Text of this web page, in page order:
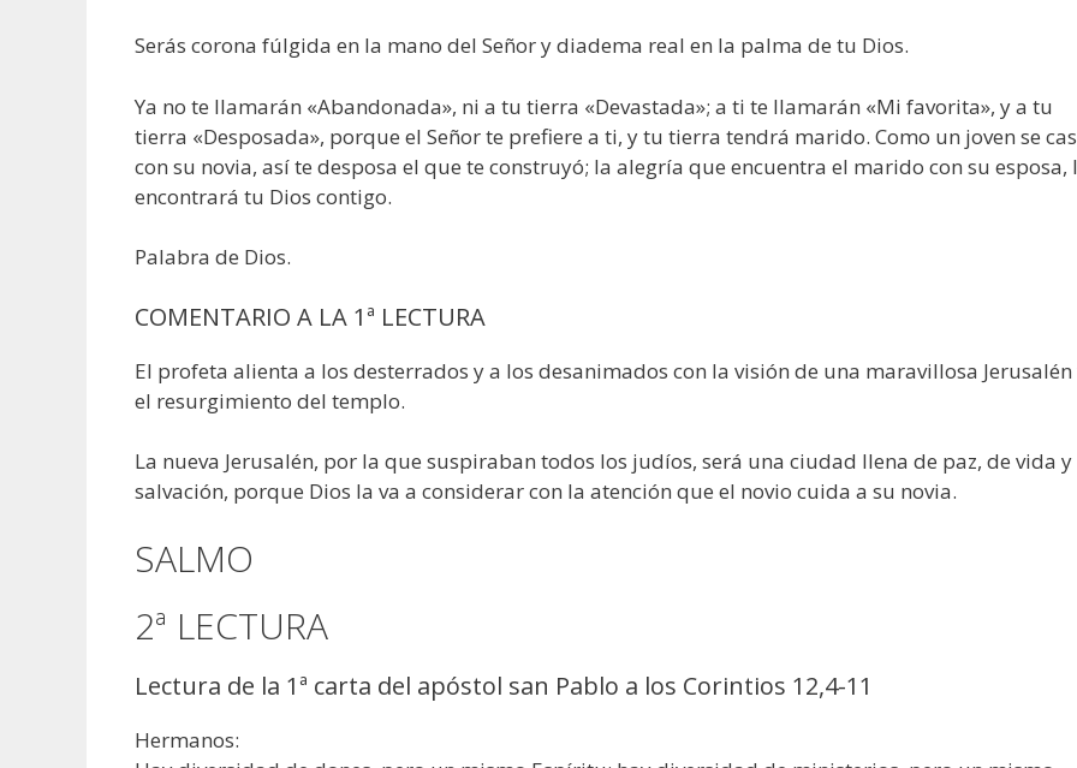
Serás corona fúlgida en la mano del Señor y diadema real en la palma de tu Dios.
Ya no te llamarán «Abandonada», ni a tu tierra «Devastada»; a ti te llamarán «Mi favorita», y a tu
tierra «Desposada», porque el Señor te prefiere a ti, y tu tierra tendrá marido. Como un joven se
con su novia, así te desposa el que te construyó; la alegría que encuentra el marido con su esposa,
encontrará tu Dios contigo.
Palabra de Dios.
COMENTARIO A LA 1ª LECTURA
El profeta alienta a los desterrados y a los desanimados con la visión de una maravillosa Jerusalén
el resurgimiento del templo.
La nueva Jerusalén, por la que suspiraban todos los judíos, será una ciudad llena de paz, de vida y
salvación, porque Dios la va a considerar con la atención que el novio cuida a su novia.
SALMO
2ª LECTURA
Lectura de la 1ª carta del apóstol san Pablo a los Corintios 12,4-11
Hermanos: